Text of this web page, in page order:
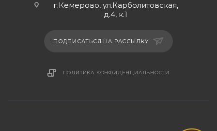
г.Кемерово, ул.Карболитовская,
д.4, к.1
ПОДПИСАТЬСЯ НА РАССЫЛКУ
ПОЛИТИКА КОНФИДЕНЦИАЛЬНОСТИ